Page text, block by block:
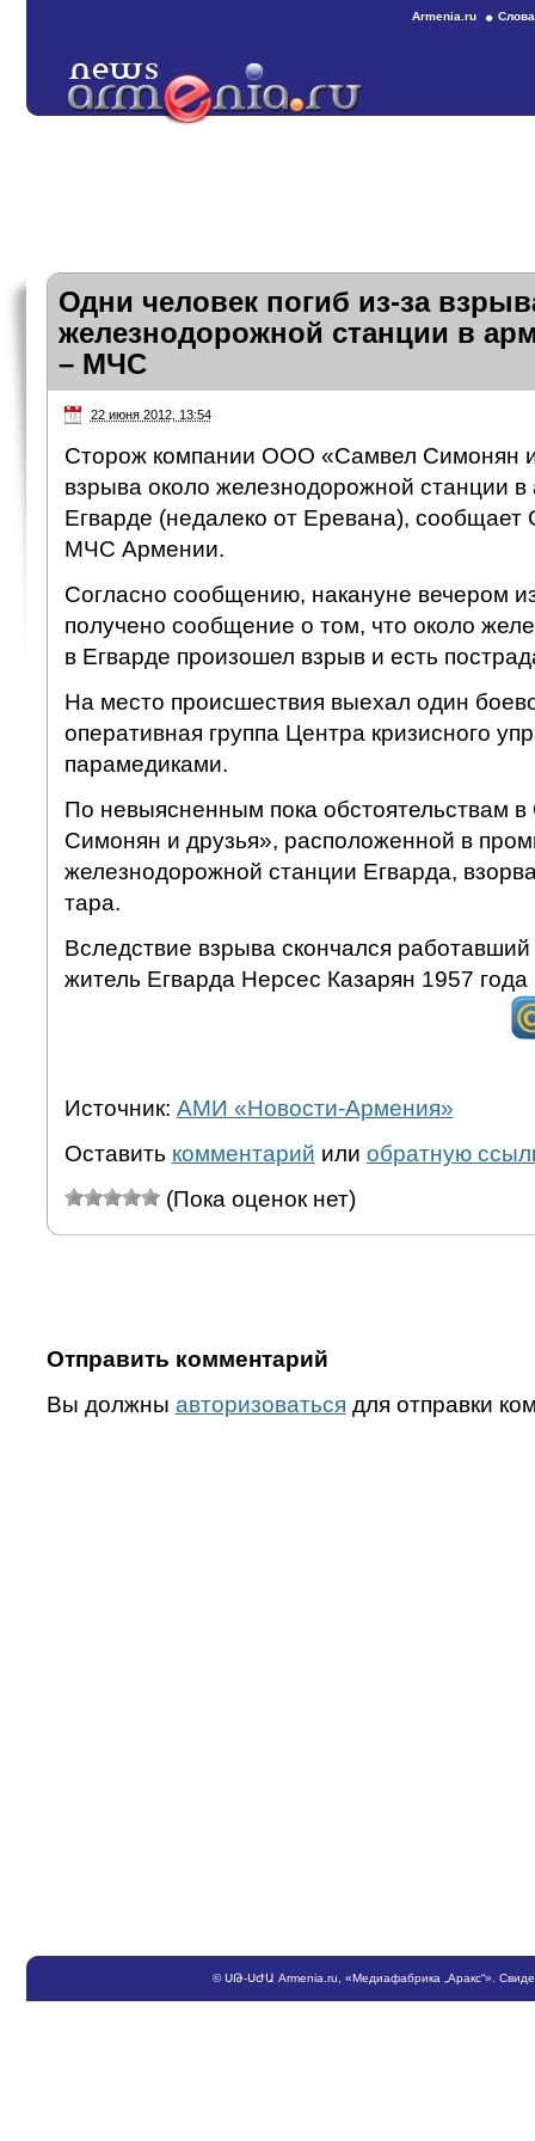
Armenia.ru
Одни человек погиб из-за
железнодорожной станции в
– МЧC
22 июня 2012, 13:54
Сторож компании ООО «Самвел Симонян и
взрыва около железнодорожной станции в
Егварде (недалеко от Еревана), сообщает
МЧС Армении.
Согласно сообщению, накануне вечером
получено сообщение о том, что около
в Егварде произошел взрыв и есть
На место происшествия выехал один
оперативная группа Центра кризисного
парамедиками.
По невыясненным пока обстоятельствам
Симонян и друзья», расположенной в
железнодорожной станции Егварда,
тара.
Вследствие взрыва скончался
житель Егварда Нерсес Казарян 1957
Источник: АМИ «Новости-Армения»
Оставить комментарий или обратную
(Пока оценок нет)
Отправить комментарий
Вы должны авторизоваться для отправки
©ՍԹ-ՍԺԱ Armenia.ru , «Медиафабрика „Аракс“».